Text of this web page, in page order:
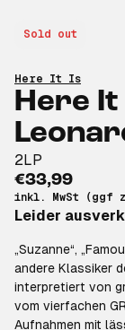
Here It Is
Here It
2LP
€33,99
inkl. MwSt (ggf
Leider
„Suzanne“,
andere Klassiker
interpretiert von
vom vierfachen
Aufnahmen mit
Sold out